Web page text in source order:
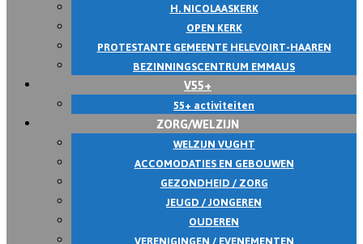
H. NICOLAASKERK
OPEN KERK
PROTESTANTE GEMEENTE HELEVOIRT-HAAREN
BEZINNINGSCENTRUM EMMAUS
V55+
55+ activiteiten
ZORG/WELZIJN
WELZIJN VUGHT
ACCOMODATIES EN GEBOUWEN
GEZONDHEID / ZORG
JEUGD / JONGEREN
OUDEREN